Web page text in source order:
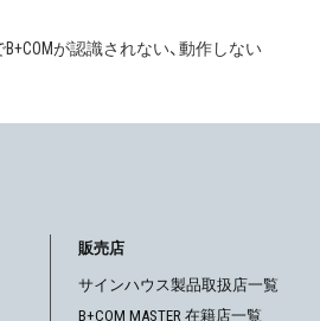
B+COMが認識されない、動作しない
販売店
サインハウス製品取扱店一覧
B+COM MASTER 在籍店一覧